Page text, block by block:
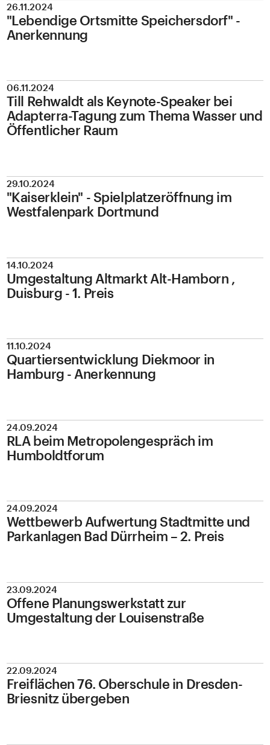
26.11.2024
"Lebendige Ortsmitte Speichersdorf" -
Anerkennung
06.11.2024
Till Rehwaldt als Keynote-Speaker bei
Adapterra-Tagung zum Thema Wasser und
Öffentlicher Raum
29.10.2024
"Kaiserklein" - Spielplatzeröffnung im
Westfalenpark Dortmund
14.10.2024
Umgestaltung Altmarkt Alt-Hamborn ,
Duisburg - 1. Preis
11.10.2024
Quartiersentwicklung Diekmoor in
Hamburg - Anerkennung
24.09.2024
RLA beim Metropolengespräch im
Humboldtforum
24.09.2024
Wettbewerb Aufwertung Stadtmitte und
Parkanlagen Bad Dürrheim – 2. Preis
23.09.2024
Offene Planungswerkstatt zur
Umgestaltung der Louisenstraße
22.09.2024
Freiflächen 76. Oberschule in Dresden-
Briesnitz übergeben